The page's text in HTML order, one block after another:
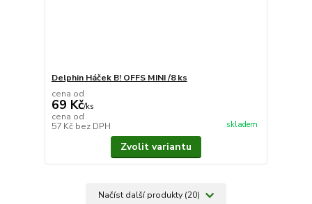
Delphin Háček B! OFFS MINI /8 ks
cena od
69 Kč/ks
cena od
57 Kč bez DPH skladem
Zvolit variantu
Načíst další produkty (20)